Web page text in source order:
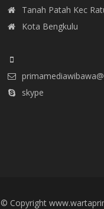
Tanah Patah Kec
Kota Bengkulu
skype
© Copyright